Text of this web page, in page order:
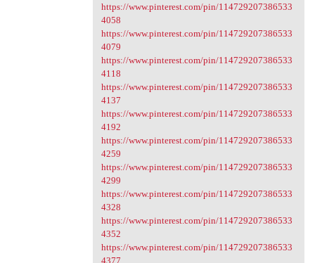
https://www.pinterest.com/pin/114729207386533
4058
https://www.pinterest.com/pin/114729207386533
4079
https://www.pinterest.com/pin/114729207386533
4118
https://www.pinterest.com/pin/114729207386533
4137
https://www.pinterest.com/pin/114729207386533
4192
https://www.pinterest.com/pin/114729207386533
4259
https://www.pinterest.com/pin/114729207386533
4299
https://www.pinterest.com/pin/114729207386533
4328
https://www.pinterest.com/pin/114729207386533
4352
https://www.pinterest.com/pin/114729207386533
4377